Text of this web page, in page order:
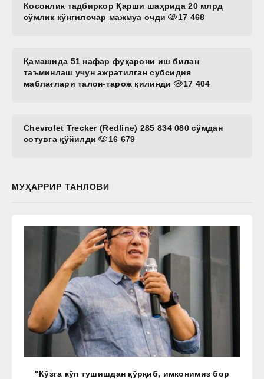
Косонлик тадбиркор Қарши шаҳрида 20 млрд
сўмлик кўнгилочар мажмуа очди
17 468
Қамашида 51 нафар фуқарони иш билан
таъминлаш учун ажратилган субсидия
маблағлари талон-тарож қилинди
17 404
Chevrolet Trecker (Redline) 285 834 080 сўмдан
сотувга қўйилди
16 679
МУҲАРРИР ТАНЛОВИ
"Кўзга кўп тушишдан қўрқиб, имконимиз бор